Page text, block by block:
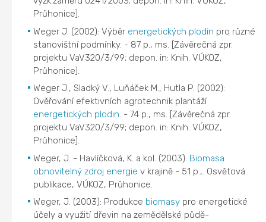
Průhonice].
Weger J. (2002): Výběr energetických plodin pro různé
stanovištní podmínky. - 87 p., ms. [Závěrečná zpr.
projektu VaV320/3/99; depon. in: Knih. VÚKOZ,
Průhonice].
Weger J., Sladký V., Luňáček M., Hutla P. (2002):
Ověřování efektivních agrotechnik plantáží
energetických plodin. - 74 p., ms. [Závěrečná zpr.
projektu VaV320/3/99; depon. in: Knih. VÚKOZ,
Průhonice].
Weger, J. - Havlíčková, K. a kol. (2003): Biomasa
obnovitelný zdroj energie v krajině - 51 p.,. Osvětová
publikace, VÚKOZ, Průhonice.
Weger, J. (2003): Produkce biomasy pro energetické
účely a využití dřevin na zemědělské půdě-